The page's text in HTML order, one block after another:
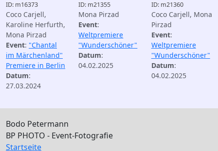
ID: m16373
Coco Carjell,
Karoline Herfurth,
Mona Pirzad
Event: "Chantal
im Märchenland"
Premiere in Berlin
Datum:
27.03.2024
ID: m21355
Mona Pirzad
Event:
Weltpremiere
"Wunderschöner"
Datum:
04.02.2025
ID: m21360
Coco Carjell, Mona
Pirzad
Event:
Weltpremiere
"Wunderschöner"
Datum:
04.02.2025
Bodo Petermann
BP PHOTO - Event-Fotografie
Startseite